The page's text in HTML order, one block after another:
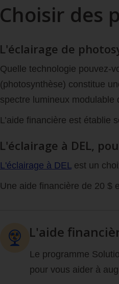
Choisir des
L'éclairage de
Quelle technologie pouvez-
(photosynthèse) constitue
spectre lumineux modulable
L’aide financière est établie
L'éclairage à DEL,
L'éclairage à DEL est un
Une aide financière de 20 $
L'aide
Le programme
pour vous aider à